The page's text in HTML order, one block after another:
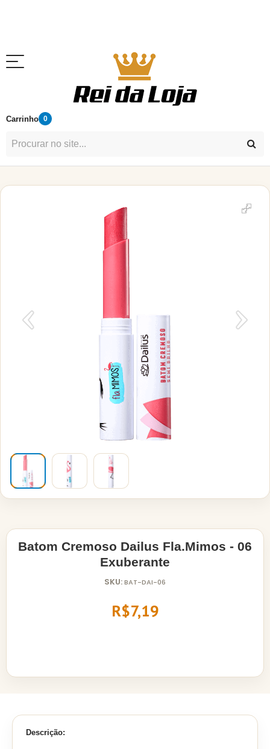
Carrinho 0
Batom Cremoso Dailus Fla.Mimos - 06
Exuberante
SKU:BAT-DAI-06
R$7,19
Descrição: